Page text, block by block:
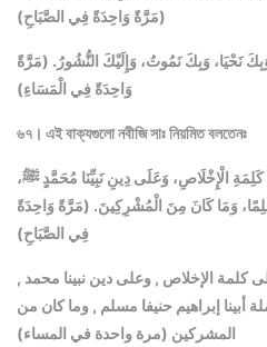
(مَرَّةً وَاحِدَةً فِي الصَّبَاحِ)
نَحْيَا، وَبِكَ نَمُوتُ، وَإِلَيْكَ النُّشُورُ. (مَرَّةً
وَاحِدَةً فِي الْمَسَاءِ)
৬৭। এই বাক্যগুলো নবীজি সাঃ নিয়মিত বলতেনঃ
الْإِخْلَاصِ، وَعَلَى دِينِ نَبِيِّنَا مُحَمَّدٍ ﷺ،
وَمَا كَانَ مِنَ الْمُشْرِكِينَ. (مَرَّةً وَاحِدَةً
فِي الصَّبَاحِ)
كلمة الإخلاص , وعلى دين نبينا محمد ,
إبراهيم حنيفا مسلم , وما كان من